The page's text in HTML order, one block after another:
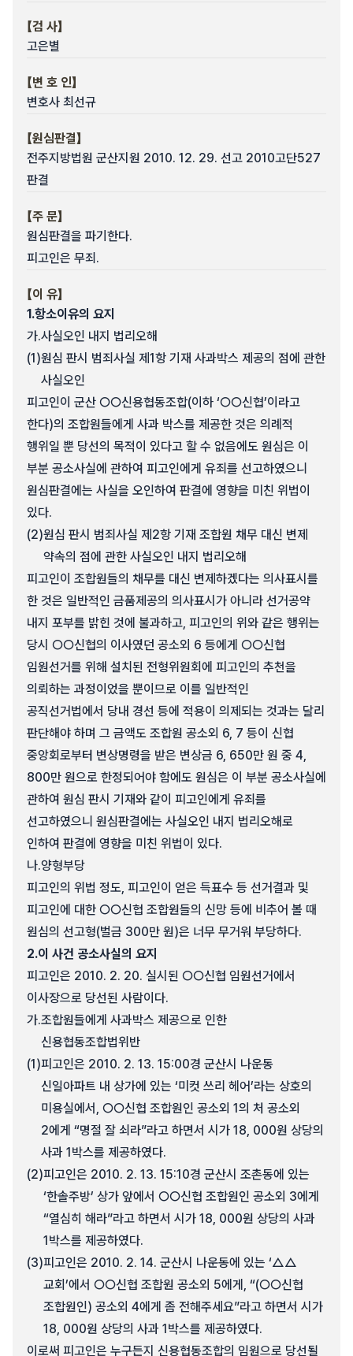
【검 사】
고은별
【변 호 인】
변호사 최선규
【원심판결】
전주지방법원 군산지원 2010. 12. 29. 선고 2010고단527
판결
【주 문】
원심판결을 파기한다.
피고인은 무죄.
【이 유】
1.항소이유의 요지
가.사실오인 내지 법리오해
(1)원심 판시 범죄사실 제1항 기재 사과박스 제공의 점에 관한
사실오인
피고인이 군산 ○○신용협동조합(이하 ‘○○신협’이라고
한다)의 조합원들에게 사과 박스를 제공한 것은 의례적
행위일 뿐 당선의 목적이 있다고 할 수 없음에도 원심은 이
부분 공소사실에 관하여 피고인에게 유죄를 선고하였으니
원심판결에는 사실을 오인하여 판결에 영향을 미친 위법이
있다.
(2)원심 판시 범죄사실 제2항 기재 조합원 채무 대신 변제
약속의 점에 관한 사실오인 내지 법리오해
피고인이 조합원들의 채무를 대신 변제하겠다는 의사표시를
한 것은 일반적인 금품제공의 의사표시가 아니라 선거공약
내지 포부를 밝힌 것에 불과하고, 피고인의 위와 같은 행위는
당시 ○○신협의 이사였던 공소외 6 등에게 ○○신협
임원선거를 위해 설치된 전형위원회에 피고인의 추천을
의뢰하는 과정이었을 뿐이므로 이를 일반적인
공직선거법에서 당내 경선 등에 적용이 의제되는 것과는 달리
판단해야 하며 그 금액도 조합원 공소외 6, 7 등이 신협
중앙회로부터 변상명령을 받은 변상금 6, 650만 원 중 4,
800만 원으로 한정되어야 함에도 원심은 이 부분 공소사실에
관하여 원심 판시 기재와 같이 피고인에게 유죄를
선고하였으니 원심판결에는 사실오인 내지 법리오해로
인하여 판결에 영향을 미친 위법이 있다.
나.양형부당
피고인의 위법 정도, 피고인이 얻은 득표수 등 선거결과 및
피고인에 대한 ○○신협 조합원들의 신망 등에 비추어 볼 때
원심의 선고형(벌금 300만 원)은 너무 무거워 부당하다.
2.이 사건 공소사실의 요지
피고인은 2010. 2. 20. 실시된 ○○신협 임원선거에서
이사장으로 당선된 사람이다.
가.조합원들에게 사과박스 제공으로 인한
신용협동조합법위반
(1)피고인은 2010. 2. 13. 15:00경 군산시 나운동
신일아파트 내 상가에 있는 ‘미컷 쓰리 헤어’라는 상호의
미용실에서, ○○신협 조합원인 공소외 1의 처 공소외
2에게 “명절 잘 쇠라”라고 하면서 시가 18, 000원 상당의
사과 1박스를 제공하였다.
(2)피고인은 2010. 2. 13. 15:10경 군산시 조촌동에 있는
‘한솔주방’ 상가 앞에서 ○○신협 조합원인 공소외 3에게
“열심히 해라”라고 하면서 시가 18, 000원 상당의 사과
1박스를 제공하였다.
(3)피고인은 2010. 2. 14. 군산시 나운동에 있는 ‘△△
교회’에서 ○○신협 조합원 공소외 5에게, “(○○신협
조합원인) 공소외 4에게 좀 전해주세요”라고 하면서 시가
18, 000원 상당의 사과 1박스를 제공하였다.
이로써 피고인은 누구든지 신용협동조합의 임원으로 당선될